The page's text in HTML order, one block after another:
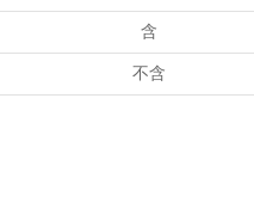
含
不含